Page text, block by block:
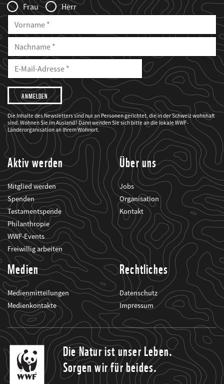
Frau
Herr
Vorname
Nachname
E-
Mailadresse
E-
Adresse
Ich
möchte,
dass
der
WWF
mich
über
seine
Projekte
informiert.
Die Inhalte des Newsletters sind nur an Personen gerichtet, die in der Schweiz wohnhaft
sind. Wohnen Sie im Ausland? Dann wenden Sie sich bitte an die lokale WWF-
Länderorganisation an Ihrem Wohnort.
Aktiv werden
Mitglied werden
Spenden
Testamentspende
Philanthropie
WWF-Events
Freiwillig arbeiten
Über uns
Jobs
Organisation
Kontakt
Medien
Medienmitteilungen
Medienkontakte
Rechtliches
Datenschutz
Impressum
Die Natur ist unser Leben.
Sorgen wir für beides.